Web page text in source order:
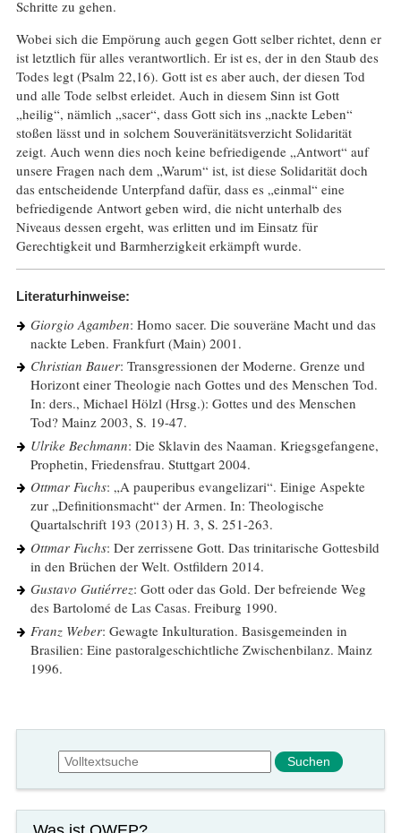
Schritte zu gehen.
Wobei sich die Empörung auch gegen Gott selber richtet, denn er
ist letztlich für alles verantwortlich. Er ist es, der in den Staub des
Todes legt (Psalm 22,16). Gott ist es aber auch, der diesen Tod
und alle Tode selbst erleidet. Auch in diesem Sinn ist Gott
„heilig“, nämlich „sacer“, dass Gott sich ins „nackte Leben“
stoßen lässt und in solchem Souveränitätsverzicht Solidarität
zeigt. Auch wenn dies noch keine befriedigende „Antwort“ auf
unsere Fragen nach dem „Warum“ ist, ist diese Solidarität doch
das entscheidende Unterpfand dafür, dass es „einmal“ eine
befriedigende Antwort geben wird, die nicht unterhalb des
Niveaus dessen ergeht, was erlitten und im Einsatz für
Gerechtigkeit und Barmherzigkeit erkämpft wurde.
Literaturhinweise:
Giorgio Agamben: Homo sacer. Die souveräne Macht und das
nackte Leben. Frankfurt (Main) 2001.
Christian Bauer: Transgressionen der Moderne. Grenze und
Horizont einer Theologie nach Gottes und des Menschen Tod.
In: ders., Michael Hölzl (Hrsg.): Gottes und des Menschen
Tod? Mainz 2003, S. 19-47.
Ulrike Bechmann: Die Sklavin des Naaman. Kriegsgefangene,
Prophetin, Friedensfrau. Stuttgart 2004.
Ottmar Fuchs: „A pauperibus evangelizari“. Einige Aspekte
zur „Definitionsmacht“ der Armen. In: Theologische
Quartalschrift 193 (2013) H. 3, S. 251-263.
Ottmar Fuchs: Der zerrissene Gott. Das trinitarische Gottesbild
in den Brüchen der Welt. Ostfildern 2014.
Gustavo Gutiérrez: Gott oder das Gold. Der befreiende Weg
des Bartolomé de Las Casas. Freiburg 1990.
Franz Weber: Gewagte Inkulturation. Basisgemeinden in
Brasilien: Eine pastoralgeschichtliche Zwischenbilanz. Mainz
1996.
Suchformular
Suche